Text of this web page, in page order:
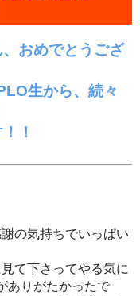
おめでとうござ
生から、続々
！
の気持ちでいっぱい
て下さってやる気に
ありがたかったで